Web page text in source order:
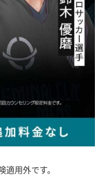
用外です。